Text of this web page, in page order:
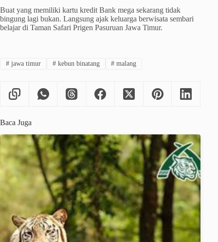
Buat yang memiliki kartu kredit Bank mega sekarang tidak
bingung lagi bukan. Langsung ajak keluarga berwisata sembari
belajar di Taman Safari Prigen Pasuruan Jawa Timur.
#jawa timur #kebun binatang # malang
Baca Juga